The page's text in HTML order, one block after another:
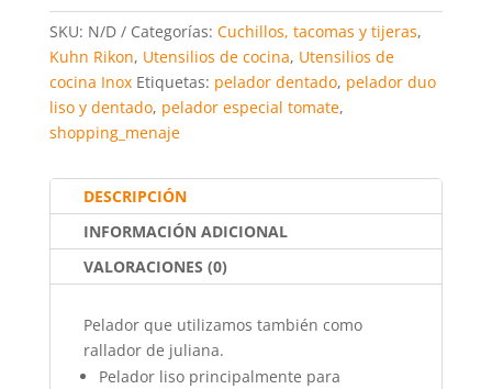
c
e
b
o
o
k
itt
er
ai
l
at
s
A
p
p
er
e
st
m
p
ar
SKU: N/D Categorías: Cuchillos, tacomas y tijeras,
Kuhn Rikon, Utensilios de cocina, Utensilios de
cocina Inox Etiquetas: pelador dentado, pelador duo
liso y dentado, pelador especial tomate,
shopping_menaje
DESCRIPCIÓN
INFORMACIÓN ADICIONAL
VALORACIONES (0)
Pelador que utilizamos también como
rallador de juliana.
Pelador liso principalmente para